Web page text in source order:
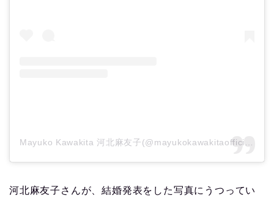
河北麻友子さんが、結婚発表をした写真にうつってい